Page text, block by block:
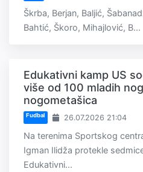
Škrba, Berjan, Baljić,
Bahtić, Škoro, Mihajlović, B...
Edukativni kamp US
više od 100 mladih
nogometašica
Fudbal 26.07.2026 21:04
Na terenima Sportskog
Igman Ilidža protekle
Edukativni...